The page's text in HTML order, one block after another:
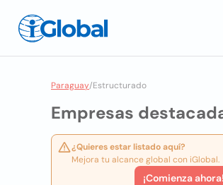
Paraguay/Estructurado
Empresas
¿Quieres estar listado aquí?
Mejora tu alcance global con iGlobal.
¡Comienza ahora!